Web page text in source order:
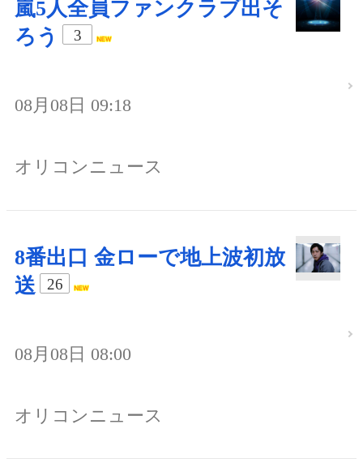
嵐5人全員ファンクラブ出そ
ろう
3
08月08日 09:18
オリコンニュース
8番出口 金ローで地上波初放
送
26
08月08日 08:00
オリコンニュース